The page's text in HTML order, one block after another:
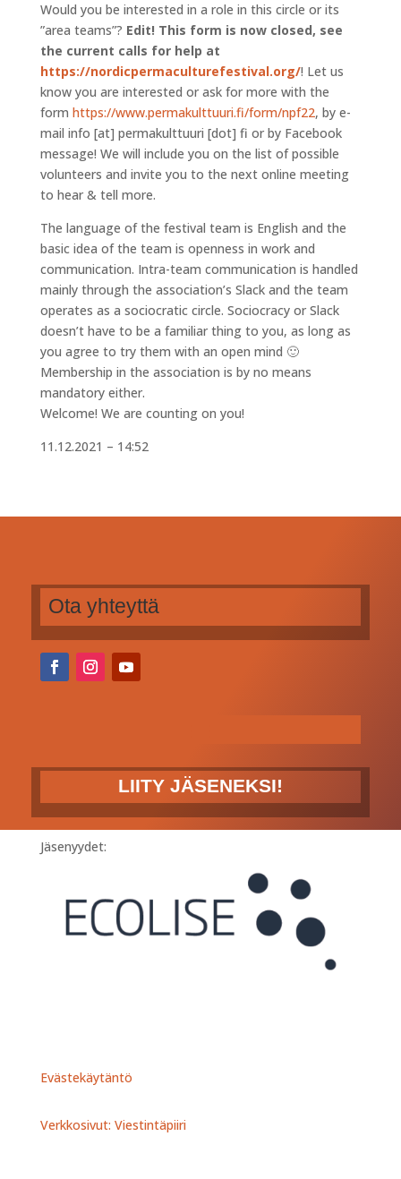
Would you be interested in a role in this circle or its
”area teams”? Edit! This form is now closed, see
the current calls for help at
https://nordicpermaculturefestival.org/! Let us
know you are interested or ask for more with the
form https://www.permakulttuuri.fi/form/npf22, by e-
mail info [at] permakulttuuri [dot] fi or by Facebook
message! We will include you on the list of possible
volunteers and invite you to the next online meeting
to hear & tell more.
The language of the festival team is English and the
basic idea of ​​the team is openness in work and
communication. Intra-team communication is handled
mainly through the association’s Slack and the team
operates as a sociocratic circle. Sociocracy or Slack
doesn’t have to be a familiar thing to you, as long as
you agree to try them with an open mind 🙂
Membership in the association is by no means
mandatory either.
Welcome! We are counting on you!
11.12.2021 – 14:52
Ota yhteyttä
LIITY JÄSENEKSI!
Jäsenyydet:
Evästekäytäntö
Verkkosivut: Viestintäpiiri